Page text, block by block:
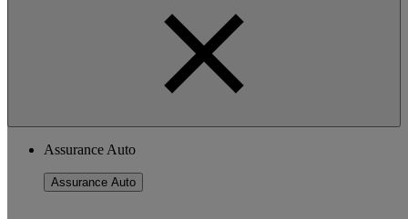
Assurance Auto
Assurance Auto